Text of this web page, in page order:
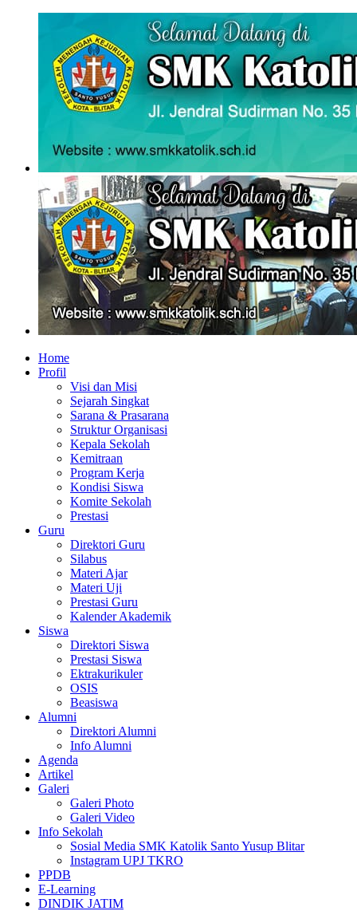
Home
Profil
Visi dan Misi
Sejarah Singkat
Sarana & Prasarana
Struktur Organisasi
Kepala Sekolah
Kemitraan
Program Kerja
Kondisi Siswa
Komite Sekolah
Prestasi
Guru
Direktori Guru
Silabus
Materi Ajar
Materi Uji
Prestasi Guru
Kalender Akademik
Siswa
Direktori Siswa
Prestasi Siswa
Ektrakurikuler
OSIS
Beasiswa
Alumni
Direktori Alumni
Info Alumni
Agenda
Artikel
Galeri
Galeri Photo
Galeri Video
Info Sekolah
Sosial Media SMK Katolik Santo Yusup Blitar
Instagram UPJ TKRO
PPDB
E-Learning
DINDIK JATIM